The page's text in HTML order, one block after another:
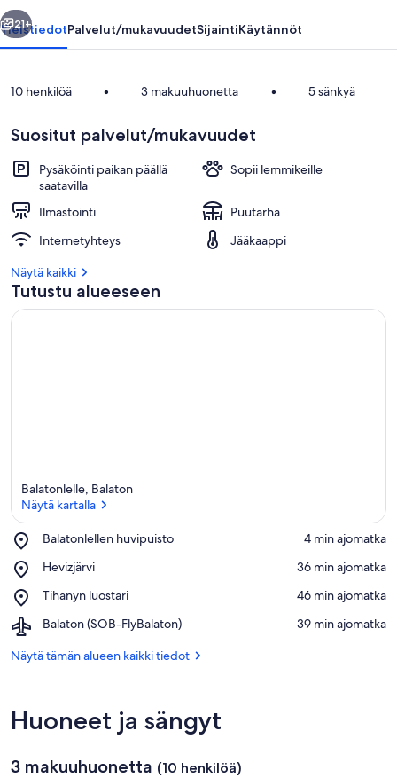
Uima-allas
Seuraava
21+
YleistiedotPalvelut/mukavuudetSijaintiKäytännöt
10 henkilöä • 3 makuuhuonetta • 5 sänkyä
Suositut palvelut/mukavuudet
Pysäköinti paikan päällä
saatavilla
Sopii lemmikeille
Ilmastointi
Puutarha
Internetyhteys
Jääkaappi
Näytä kaikki
Tutustu alueeseen
Balatonlelle, Balaton
Näytä kartalla
Balatonlellen huvipuisto
Place,
huvipuisto
‪4 min ajomatka‬
Hevizjärvi
Place,
‪36 min ajomatka‬
Tihanyn luostari
Place,
luostari
‪46 min ajomatka‬
Balaton (SOB-FlyBalaton)
Airport,
(SOB-
‪39 min ajomatka‬
Näytä tämän alueen kaikki tiedot
Huoneet ja sängyt
3 makuuhuonetta (10 henkilöä)